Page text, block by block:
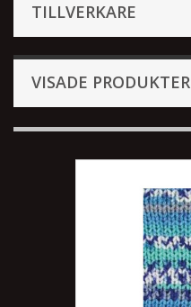
TILLVERKARE
VISADE PRODUKTER